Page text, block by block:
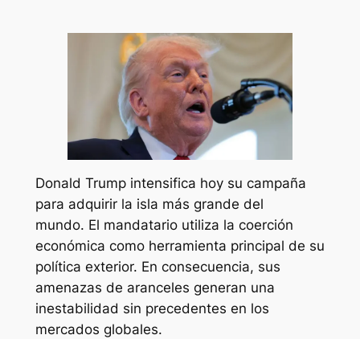
Donald Trump intensifica hoy su campaña
para adquirir la isla más grande del
mundo. El mandatario utiliza la coerción
económica como herramienta principal de su
política exterior. En consecuencia, sus
amenazas de aranceles generan una
inestabilidad sin precedentes en los
mercados globales.